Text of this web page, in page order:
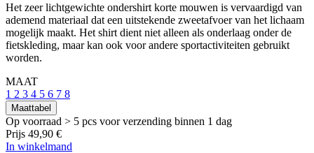
Het zeer lichtgewichte ondershirt korte mouwen is vervaardigd van
ademend materiaal dat een uitstekende zweetafvoer van het lichaam
mogelijk maakt. Het shirt dient niet alleen als onderlaag onder de
fietskleding, maar kan ook voor andere sportactiviteiten gebruikt
worden.
MAAT
1 2 3 4 5 6 7 8
Maattabel
Op voorraad > 5 pcs voor verzending binnen 1 dag
Prijs 49,90 €
In winkelmand